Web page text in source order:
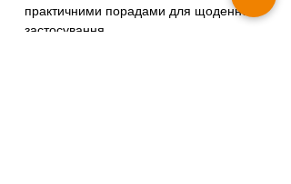
практичними порадами для щоденного
застосування.